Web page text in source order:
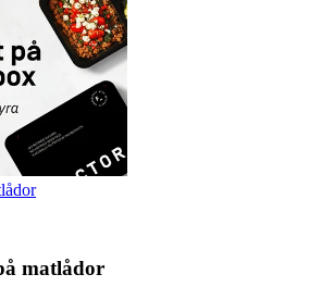
matlådor